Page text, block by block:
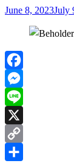
June 8, 2023July
Facebook
Messenger
Line
X
Copy